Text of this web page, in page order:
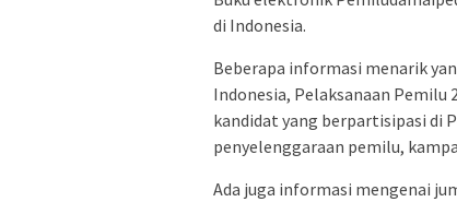
di Indonesia.
Beberapa informasi menarik
Indonesia, Pelaksanaan
kandidat yang berpartisipasi di
penyelenggaraan pemilu,
Ada juga informasi mengenai